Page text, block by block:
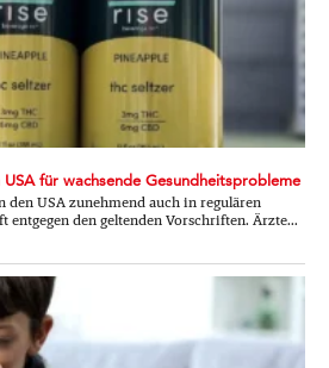
für wachsende Gesundheitsprobleme
den USA zunehmend auch in regulären
den geltenden Vorschriften. Ärzte...